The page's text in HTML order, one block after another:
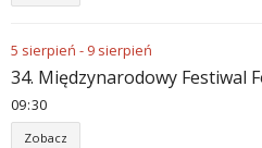
5 sierpień - 9 sierpień
34. Międzynarodowy Festiwal
09:30
Zobacz